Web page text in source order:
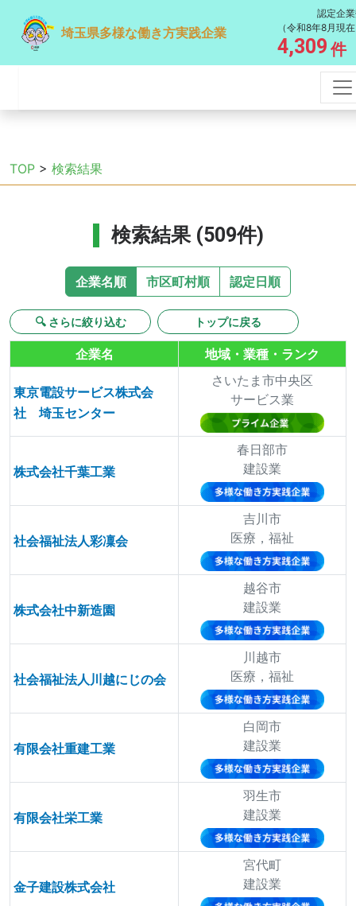
埼玉県多様な働き方実践企業
認定企
（令和8年8月現
4,309 件
TOP > 検索結果
検索結果 (509件)
企業名順 市区町村順 認定日順
🔍 さらに絞り込む トップに戻る
企業名 地域・業種・ランク
東京電設サービス株式会
社 埼玉センター
さいたま市中央区
サービス業
株式会社千葉工業
春日部市
建設業
社会福祉法人彩凜会
吉川市
医療，福祉
株式会社中新造園
越谷市
建設業
社会福祉法人川越にじの会
川越市
医療，福祉
有限会社重建工業
白岡市
建設業
有限会社栄工業
羽生市
建設業
金子建設株式会社
宮代町
建設業